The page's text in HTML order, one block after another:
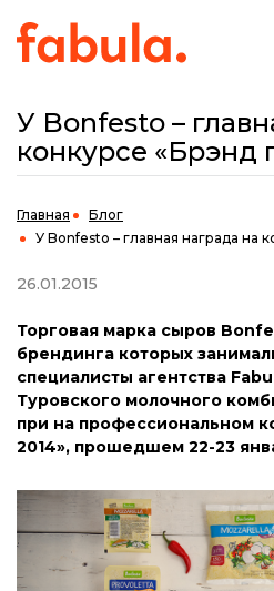
У Bonfesto –
конкурсе «Брэнд
Главная
Блог
У Bonfesto – главная награда на
26.01.2015
Торговая марка сыров
брендинга которых
специалисты агентства
Туровского молочного
при на профессиональном
2014», прошедшем 22-23